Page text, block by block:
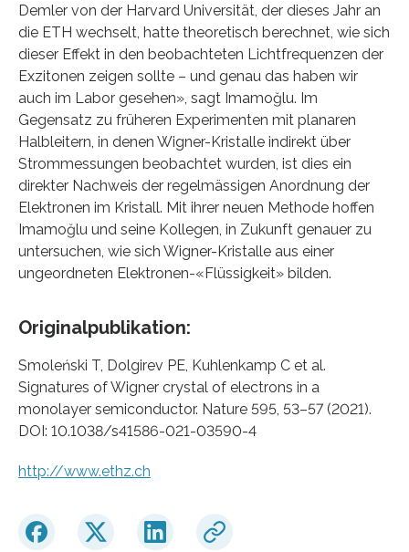
Demler von der Harvard Universität, der dieses Jahr an
die ETH wechselt, hatte theoretisch berechnet, wie sich
dieser Effekt in den beobachteten Lichtfrequenzen der
Exzitonen zeigen sollte – und genau das haben wir
auch im Labor gesehen», sagt Imamoğlu. Im
Gegensatz zu früheren Experimenten mit planaren
Halbleitern, in denen Wigner-​Kristalle indirekt über
Strommessungen beobachtet wurden, ist dies ein
direkter Nachweis der regelmässigen Anordnung der
Elektronen im Kristall. Mit ihrer neuen Methode hoffen
Imamoğlu und seine Kollegen, in Zukunft genauer zu
untersuchen, wie sich Wigner-​Kristalle aus einer
ungeordneten Elektronen-​«Flüssigkeit» bilden.
Originalpublikation:
Smoleński T, Dolgirev PE, Kuhlenkamp C et al.
Signatures of Wigner crystal of electrons in a
monolayer semiconductor. Nature 595, 53–57 (2021).
DOI: 10.1038/s41586-​021-03590-4
http://www.ethz.ch